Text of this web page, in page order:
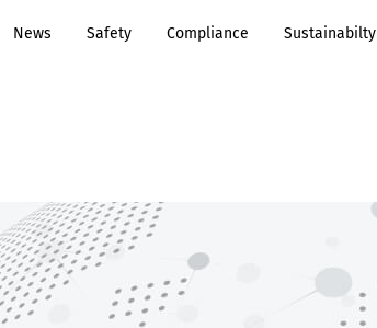
News Safety Compliance Sustainabilty